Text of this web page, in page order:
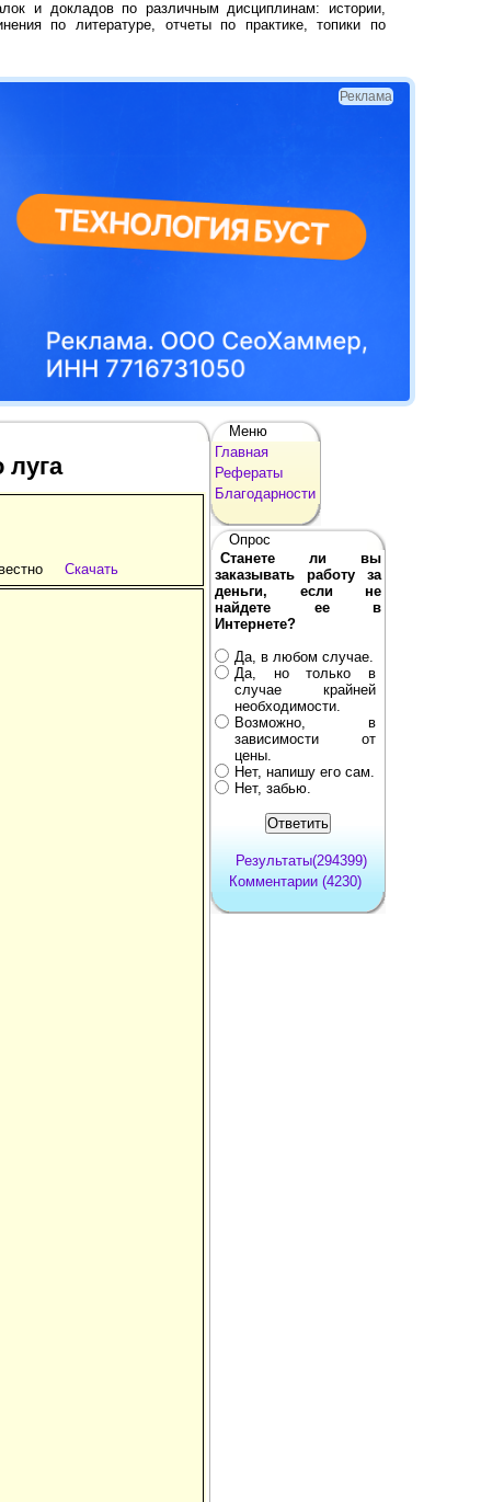
и докладов по различным дисциплинам: истории,
по литературе, отчеты по практике, топики по
Реклама
луга
Скачать
Меню
Главная
Рефераты
Благодарности
Опрос
Станете ли вы
заказывать работу за
деньги, если не
найдете ее в
Интернете?
Да, в любом случае.
Да, но только в
случае крайней
необходимости.
Возможно, в
зависимости от
цены.
Нет, напишу его сам.
Нет, забью.
Результаты(294399)
Комментарии (4230)